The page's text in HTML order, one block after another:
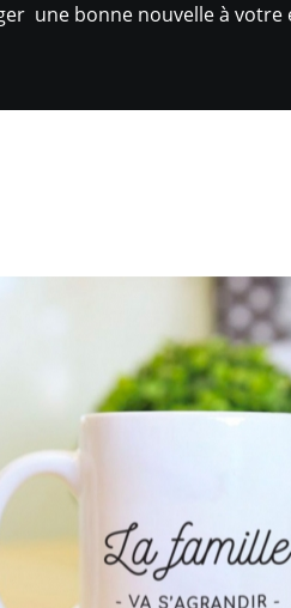
une bonne nouvelle à